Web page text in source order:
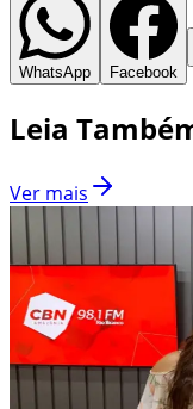
WhatsApp Facebook
Leia
Ver mais